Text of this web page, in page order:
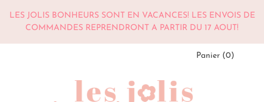
LES JOLIS BONHEURS SONT EN VACANCES! LES ENVOIS DE
COMMANDES REPRENDRONT A PARTIR DU 17 AOUT!
Panier (0)